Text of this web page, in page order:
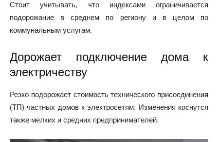
Стоит учитывать, что индексами ограничивается
подорожание в среднем по региону и в целом по
коммунальным услугам.
Дорожает подключение дома к
электричеству
Резко подорожает стоимость технического присоединения
(ТП) частных домов к электросетям. Изменения коснутся
также мелких и средних предпринимателей.